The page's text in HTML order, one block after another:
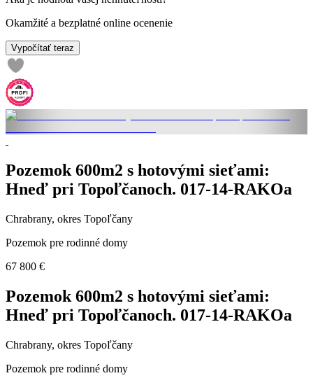
Okamžité a bezplatné online ocenenie
Vypočítať teraz
Pozemok 600m2 s hotovými sieťami:
Hneď pri Topoľčanoch. 017-14-RAKOa
Chrabrany, okres Topoľčany
Pozemok pre rodinné domy
67 800 €
Pozemok 600m2 s hotovými sieťami:
Hneď pri Topoľčanoch. 017-14-RAKOa
Chrabrany, okres Topoľčany
Pozemok pre rodinné domy